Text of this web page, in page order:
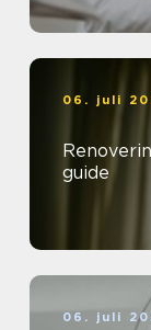
06. juli
guide
06. juli